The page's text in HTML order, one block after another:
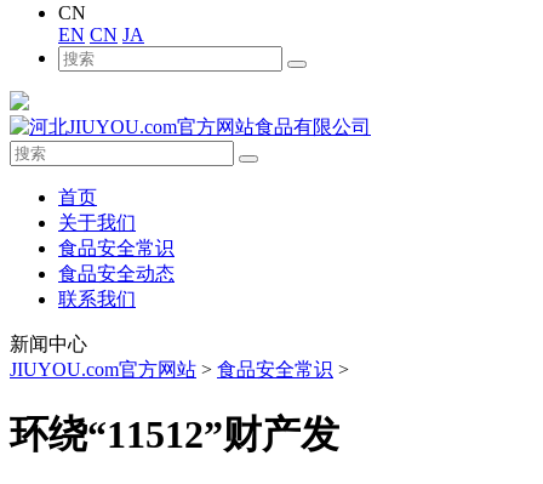
CN
EN CN JA
首页
关于我们
食品安全常识
食品安全动态
联系我们
新闻中心
JIUYOU.com官方网站 > 食品安全常识 >
环绕“11512”财产发